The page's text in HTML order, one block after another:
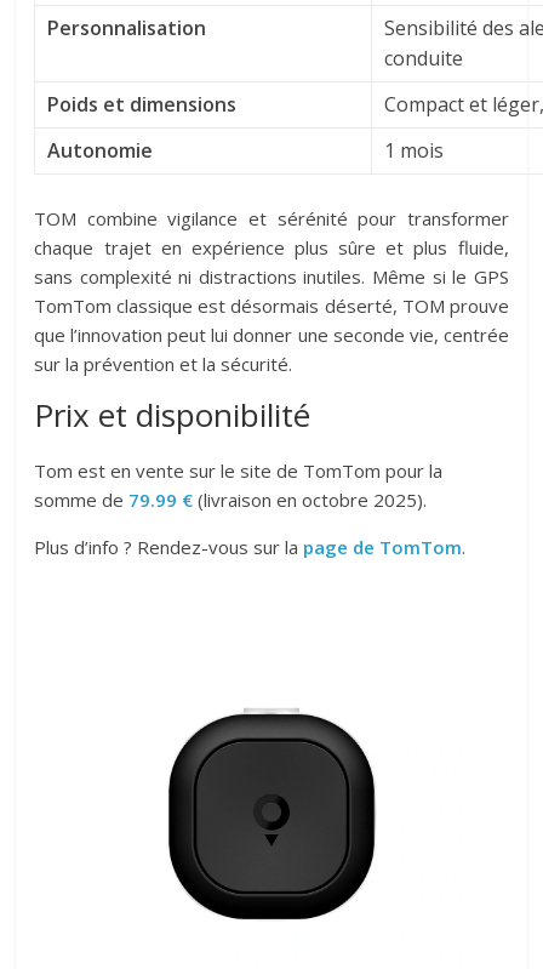
Personnalisation
Sensibilité des
conduite
Poids et dimensions
Compact et
Autonomie
1 mois
TOM combine vigilance et sérénité pour transformer
chaque trajet en expérience plus sûre et plus fluide,
sans complexité ni distractions inutiles. Même si le GPS
TomTom classique est désormais déserté, TOM prouve
que l’innovation peut lui donner une seconde vie, centrée
sur la prévention et la sécurité.
Prix et disponibilité
Tom est en vente sur le site de TomTom pour la
somme de 79.99 € (livraison en octobre 2025).
Plus d’info ? Rendez-vous sur la page de TomTom.